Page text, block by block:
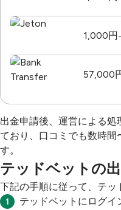
1,000円
57,000
出金申請後、運営による
ており、口コミでも数時
す。
テッドベットの
下記の手順に従って、テッ
テッドベットにログイ